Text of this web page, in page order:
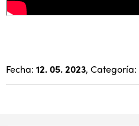
Fecha: 12. 05. 2023, Categoría: